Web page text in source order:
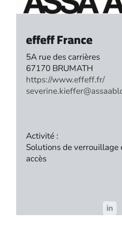
effeff France
5A rue des carrières
67170 BRUMATH
https://www.effeff.fr/
Activité :
Solutions de verrouillage
accès